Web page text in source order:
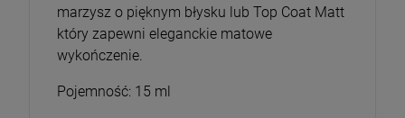
marzysz o pięknym błysku lub Top Coat Matt
który zapewni eleganckie matowe
wykończenie.
Pojemność: 15 ml